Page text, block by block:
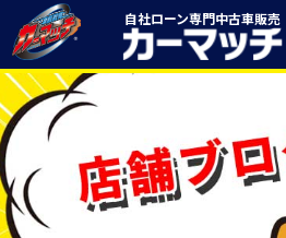
自社ローン専門中古車販売